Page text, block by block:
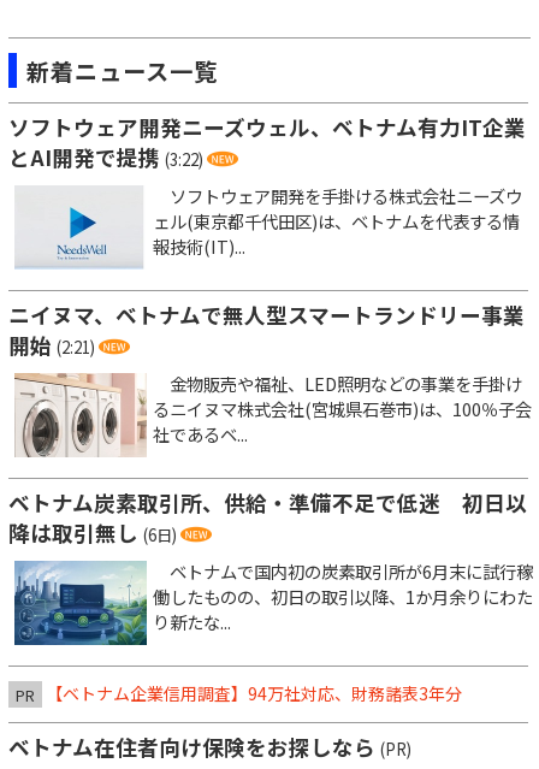
新着ニュース一覧
ソフトウェア開発ニーズウェル、ベトナム有力IT企業
とAI開発で提携 (3:22)
ソフトウェア開発を手掛ける株式会社ニーズウ
ェル(東京都千代田区)は、ベトナムを代表する情
報技術(IT)...
ニイヌマ、ベトナムで無人型スマートランドリー事業
開始 (2:21)
金物販売や福祉、LED照明などの事業を手掛け
るニイヌマ株式会社(宮城県石巻市)は、100％子会
社であるベ...
ベトナム炭素取引所、供給・準備不足で低迷 初日以
降は取引無し (6日)
ベトナムで国内初の炭素取引所が6月末に試行稼
働したものの、初日の取引以降、1か月余りにわた
り新たな...
PR 【ベトナム企業信用調査】94万社対応、財務諸表3年分
ベトナム在住者向け保険をお探しなら (PR)